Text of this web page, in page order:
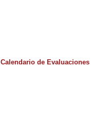
Calendario de Evaluaciones